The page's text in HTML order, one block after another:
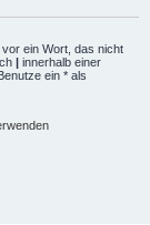
vor ein Wort, das nicht
| innerhalb einer
ein * als